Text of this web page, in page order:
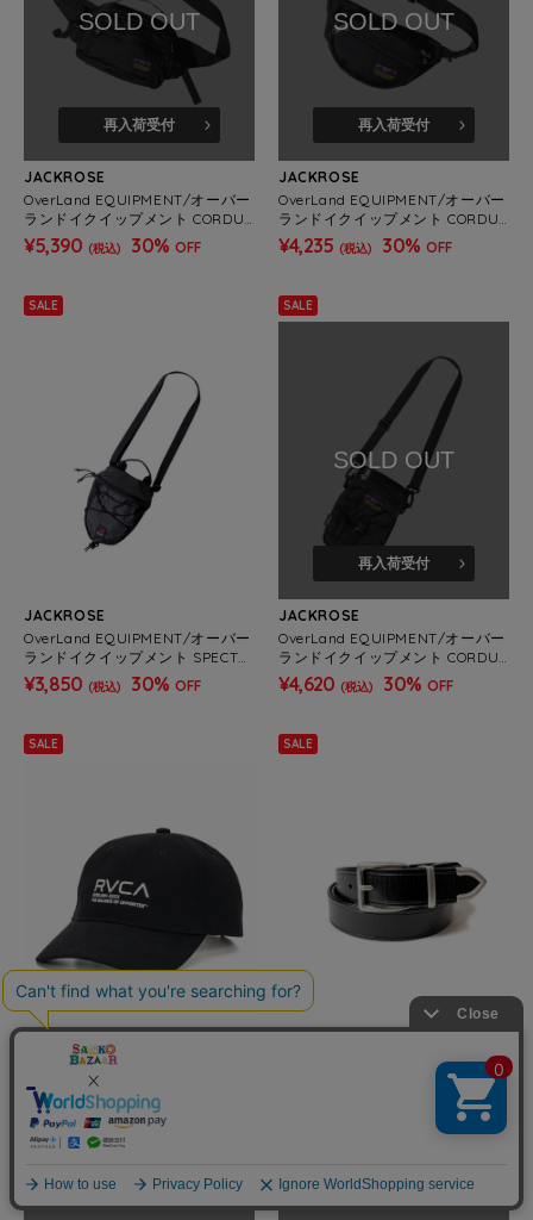
SOLD OUT
再入荷受付
JACKROSE
OverLand EQUIPMENT/オーバー
ランドイクイップメント CORDUR
A HIP BAG
¥5,390 (税込) 30% OFF
SOLD OUT
再入荷受付
JACKROSE
OverLand EQUIPMENT/オーバー
ランドイクイップメント CORDUR
A WAIST BAG
¥4,235 (税込) 30% OFF
SALE
JACKROSE
OverLand EQUIPMENT/オーバー
ランドイクイップメント SPECTR
A NYLON SHOULDER BAG
¥3,850 (税込) 30% OFF
SALE
SOLD OUT
再入荷受付
JACKROSE
OverLand EQUIPMENT/オーバー
ランドイクイップメント CORDUR
A MINI SHOULDER BAG
¥4,620 (税込) 30% OFF
SALE
JACKROSE
RVCA/ルーカ BALANCE CREST C
AP
¥3,465 (税込) 30%
SALE
イタリーグレインレザーサキガネ
OFF
SALE SALE